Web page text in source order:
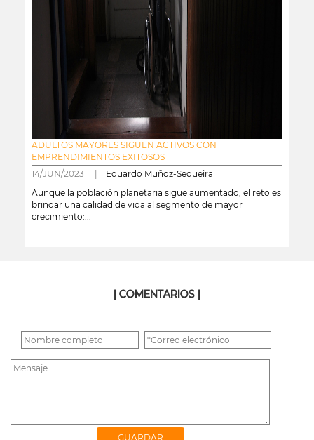
ADULTOS MAYORES SIGUEN ACTIVOS CON
EMPRENDIMIENTOS EXITOSOS
14/JUN/2023 | Eduardo Muñoz-Sequeira
Aunque la población planetaria sigue aumentado, el reto es
brindar una calidad de vida al segmento de mayor
crecimiento:...
| COMENTARIOS |